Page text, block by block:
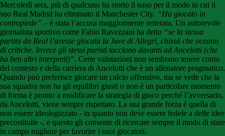
Mercoledì sera, più di qualcuno ha storto il naso per il modo in cui il
suo Real Madrid ha eliminato il Manchester City. “Ha giocato in
contropiede” – è stata l’accusa maggiormente reiterata. Un autorevole
giornalista sportivo come Fabio Ravezzani ha detto “se la stessa
partita da Real l’avesse giocata la Juve di Allegri, chissà che oceano
di critiche. Invece gli stessi puristi tacciono davanti ad Ancelotti (che
ha ben altri interpreti)”. Certe valutazioni non sembrano tenere conto
del contesto e della carriera di Ancelotti che è un allenatore pragmatico.
Quando può preferisce giocare un calcio offensivo, ma se vede che la
sua squadra non ha gli equilibri giusti o non è un particolare momento
di forma è pronto a modificare la strategia di gioco perché l’avversario,
da Ancelotti, viene sempre rispettato. La sua grande forza è quella di
non essere ideologizzato - in quanto non deve essere fedele a delle idee
precostituite -, e questo gli consente di ricercare sempre il modo di stare
in campo migliore per favorire i suoi giocatori.